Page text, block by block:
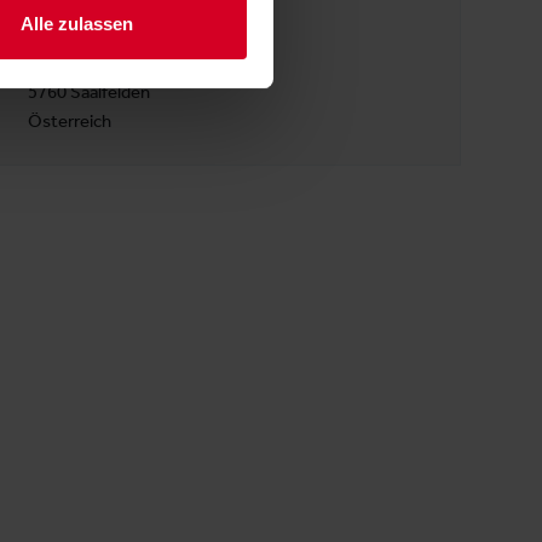
Alle zulassen
Familie Schärf GmbH
Gewerbepark Harham 23
5760 Saalfelden
Österreich